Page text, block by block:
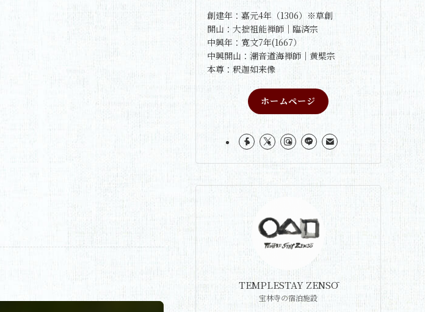
創建年：嘉元4年（1306）※草創
開山：大拙祖能禅師｜臨済宗
中興年：寛文7年(1667）
中興開山：潮音道海禅師｜黄檗宗
本尊：釈迦如来像
ホームページ
TEMPLESTAY ZENSŌ
宝林寺の宿泊施設